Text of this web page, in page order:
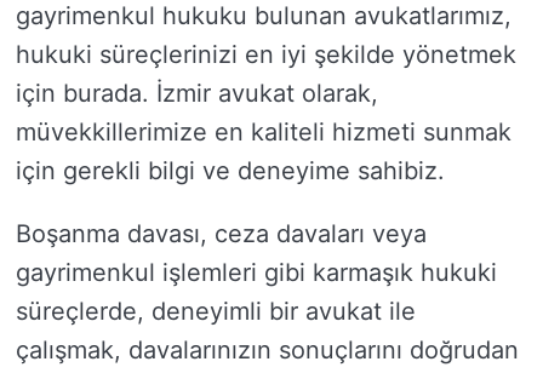
gayrimenkul hukuku bulunan avukatlarımız,
hukuki süreçlerinizi en iyi şekilde yönetmek
için burada. İzmir avukat olarak,
müvekkillerimize en kaliteli hizmeti sunmak
için gerekli bilgi ve deneyime sahibiz.
Boşanma davası, ceza davaları veya
gayrimenkul işlemleri gibi karmaşık hukuki
süreçlerde, deneyimli bir avukat ile
çalışmak, davalarınızın sonuçlarını doğrudan